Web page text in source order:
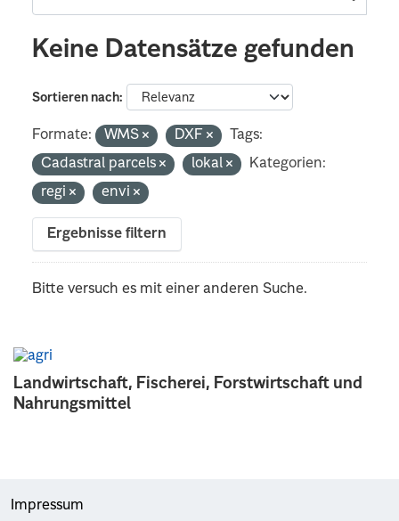
Landwirtschaft, Fischerei, Forstwirtschaft und
Nahrungsmittel
Keine Datensätze gefunden
Sortieren nach
Formate: WMS DXF
Tags:
Cadastral parcels
lokal
Kategorien:
regi
envi
Ergebnisse filtern
Bitte versuch es mit einer anderen Suche.
Impressum